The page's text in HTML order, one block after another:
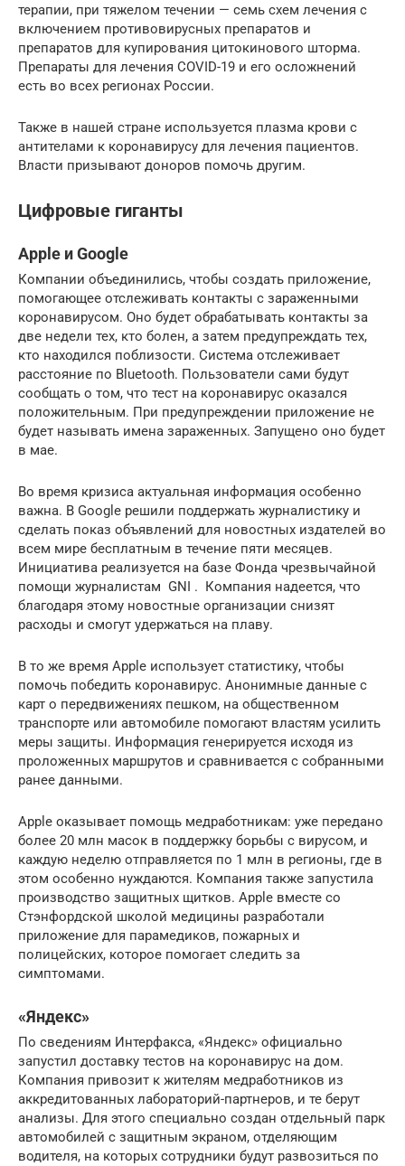
терапии, при тяжелом течении — семь схем лечения с
включением противовирусных препаратов и
препаратов для купирования цитокинового шторма.
Препараты для лечения COVID-19 и его осложнений
есть во всех регионах России.
Также в нашей стране используется плазма крови с
антителами к коронавирусу для лечения пациентов.
Власти призывают доноров помочь другим.
Цифровые гиганты
Apple и Google
Компании объединились, чтобы создать приложение,
помогающее отслеживать контакты с зараженными
коронавирусом. Оно будет обрабатывать контакты за
две недели тех, кто болен, а затем предупреждать тех,
кто находился поблизости. Система отслеживает
расстояние по Bluetooth. Пользователи сами будут
сообщать о том, что тест на коронавирус оказался
положительным. При предупреждении приложение не
будет называть имена зараженных. Запущено оно будет
в мае.
Во время кризиса актуальная информация особенно
важна. В Google решили поддержать журналистику и
сделать показ объявлений для новостных издателей во
всем мире бесплатным в течение пяти месяцев.
Инициатива реализуется на базе Фонда чрезвычайной
помощи журналистам GNI . Компания надеется, что
благодаря этому новостные организации снизят
расходы и смогут удержаться на плаву.
В то же время Apple использует статистику, чтобы
помочь победить коронавирус. Анонимные данные с
карт о передвижениях пешком, на общественном
транспорте или автомобиле помогают властям усилить
меры защиты. Информация генерируется исходя из
проложенных маршрутов и сравнивается с собранными
ранее данными.
Apple оказывает помощь медработникам: уже передано
более 20 млн масок в поддержку борьбы с вирусом, и
каждую неделю отправляется по 1 млн в регионы, где в
этом особенно нуждаются. Компания также запустила
производство защитных щитков. Apple вместе со
Стэнфордской школой медицины разработали
приложение для парамедиков, пожарных и
полицейских, которое помогает следить за
симптомами.
«Яндекс»
По сведениям Интерфакса, «Яндекс» официально
запустил доставку тестов на коронавирус на дом.
Компания привозит к жителям медработников из
аккредитованных лабораторий-партнеров, и те берут
анализы. Для этого специально создан отдельный парк
автомобилей с защитным экраном, отделяющим
водителя, на которых сотрудники будут развозиться по